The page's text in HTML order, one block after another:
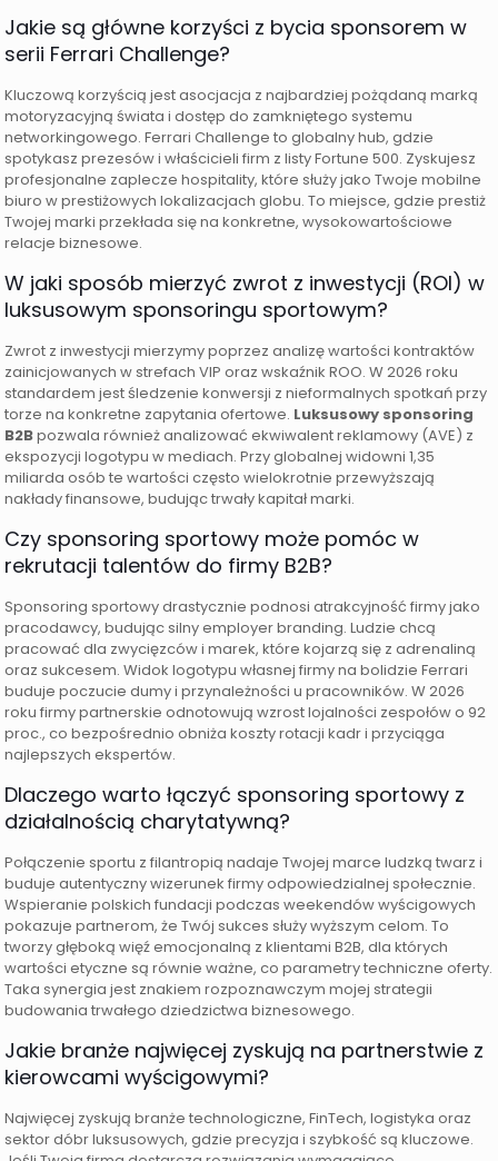
Jakie są główne korzyści z bycia sponsorem w
serii Ferrari Challenge?
Kluczową korzyścią jest asocjacja z najbardziej pożądaną marką
motoryzacyjną świata i dostęp do zamkniętego systemu
networkingowego. Ferrari Challenge to globalny hub, gdzie
spotykasz prezesów i właścicieli firm z listy Fortune 500. Zyskujesz
profesjonalne zaplecze hospitality, które służy jako Twoje mobilne
biuro w prestiżowych lokalizacjach globu. To miejsce, gdzie prestiż
Twojej marki przekłada się na konkretne, wysokowartościowe
relacje biznesowe.
W jaki sposób mierzyć zwrot z inwestycji (ROI) w
luksusowym sponsoringu sportowym?
Zwrot z inwestycji mierzymy poprzez analizę wartości kontraktów
zainicjowanych w strefach VIP oraz wskaźnik ROO. W 2026 roku
standardem jest śledzenie konwersji z nieformalnych spotkań przy
torze na konkretne zapytania ofertowe. Luksusowy sponsoring
B2Bpozwala również analizować ekwiwalent reklamowy (AVE) z
ekspozycji logotypu w mediach. Przy globalnej widowni 1,35
miliarda osób te wartości często wielokrotnie przewyższają
nakłady finansowe, budując trwały kapitał marki.
Czy sponsoring sportowy może pomóc w
rekrutacji talentów do firmy B2B?
Sponsoring sportowy drastycznie podnosi atrakcyjność firmy jako
pracodawcy, budując silny employer branding. Ludzie chcą
pracować dla zwycięzców i marek, które kojarzą się z adrenaliną
oraz sukcesem. Widok logotypu własnej firmy na bolidzie Ferrari
buduje poczucie dumy i przynależności u pracowników. W 2026
roku firmy partnerskie odnotowują wzrost lojalności zespołów o 92
proc., co bezpośrednio obniża koszty rotacji kadr i przyciąga
najlepszych ekspertów.
Dlaczego warto łączyć sponsoring sportowy z
działalnością charytatywną?
Połączenie sportu z filantropią nadaje Twojej marce ludzką twarz i
buduje autentyczny wizerunek firmy odpowiedzialnej społecznie.
Wspieranie polskich fundacji podczas weekendów wyścigowych
pokazuje partnerom, że Twój sukces służy wyższym celom. To
tworzy głęboką więź emocjonalną z klientami B2B, dla których
wartości etyczne są równie ważne, co parametry techniczne oferty.
Taka synergia jest znakiem rozpoznawczym mojej strategii
budowania trwałego dziedzictwa biznesowego.
Jakie branże najwięcej zyskują na partnerstwie z
kierowcami wyścigowymi?
Najwięcej zyskują branże technologiczne, FinTech, logistyka oraz
sektor dóbr luksusowych, gdzie precyzja i szybkość są kluczowe.